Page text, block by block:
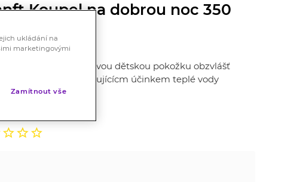
Koupel na dobrou noc 350
dřeva, myje citlivou dětskou pokožku obzvlášť
v kombinaci s uklidňujícícm účinkem teplé vody
spánek dítěte.
ukládání na
marketingovými
Zamítnout vše